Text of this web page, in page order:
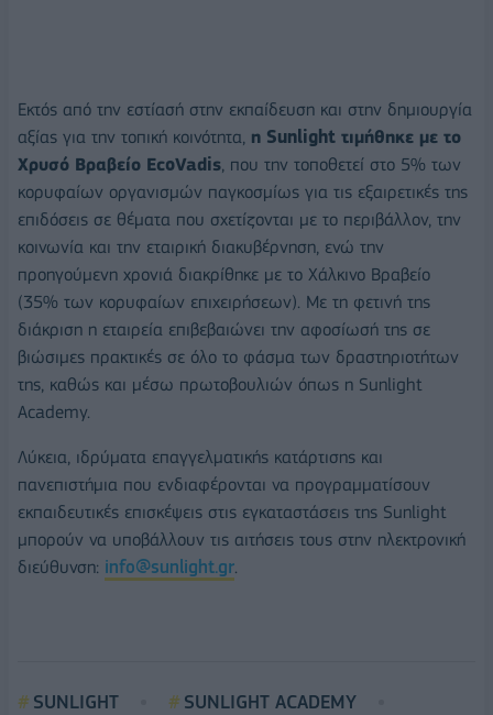
Εκτός από την εστίασή στην εκπαίδευση και στην δημιουργία
αξίας για την τοπική κοινότητα, η Sunlight τιμήθηκε με το
Χρυσό Βραβείο EcoVadis , που την τοποθετεί στο 5% των
κορυφαίων οργανισμών παγκοσμίως για τις εξαιρετικές της
επιδόσεις σε θέματα που σχετίζονται με το περιβάλλον, την
κοινωνία και την εταιρική διακυβέρνηση, ενώ την
προηγούμενη χρονιά διακρίθηκε με το Χάλκινο Βραβείο
(35% των κορυφαίων επιχειρήσεων). Με τη φετινή της
διάκριση η εταιρεία επιβεβαιώνει την αφοσίωσή της σε
βιώσιμες πρακτικές σε όλο το φάσμα των δραστηριοτήτων
της, καθώς και μέσω πρωτοβουλιών όπως η Sunlight
Academy.
Λύκεια, ιδρύματα επαγγελματικής κατάρτισης και
πανεπιστήμια που ενδιαφέρονται να προγραμματίσουν
εκπαιδευτικές επισκέψεις στις εγκαταστάσεις της Sunlight
μπορούν να υποβάλλουν τις αιτήσεις τους στην ηλεκτρονική
διεύθυνση: info@sunlight.gr.
SUNLIGHT
SUNLIGHT ACADEMY